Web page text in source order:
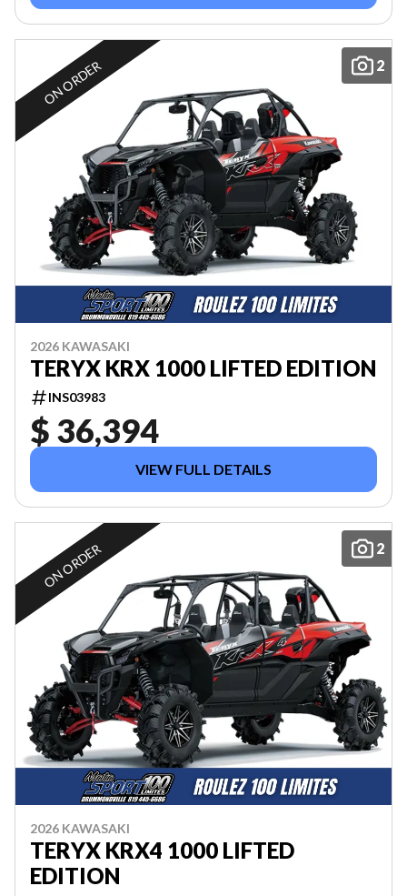
2
ON ORDER
2026 KAWASAKI
TERYX KRX 1000 LIFTED EDITION
INS03983
$ 36,394
VIEW FULL DETAILS
2
ON ORDER
2026 KAWASAKI
TERYX KRX4 1000 LIFTED
EDITION